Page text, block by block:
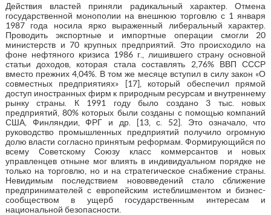
Действия властей приняли радикальный характер. Отмена
государственной монополии на внешнюю торговлю с 1 января
1987 года носила ярко выраженный либеральный характер.
Проводить экспортные и импортные операции смогли 20
министерств и 70 крупных предприятий. Это происходило на
фоне нефтяного кризиса 1986 г., лишившего страну основной
статьи доходов, которая стала составлять 2,76% ВВП СССР
вместо прежних 4,04%. В том же месяце вступил в силу закон «О
совместных предприятиях» [17], который обеспечил прямой
доступ иностранных фирм к природным ресурсам и внутреннему
рынку страны. К 1991 году было создано 3 тыс. новых
предприятий, 80% которых были созданы с помощью компаний
США, Финляндии, ФРГ и др. [13, с. 52]. Это означало, что
руководство промышленных предприятий получило огромную
долю власти согласно принятым реформам. Формирующийся по
всему Советскому Союзу класс коммерсантов и новых
управленцев отныне мог влиять в индивидуальном порядке не
только на торговлю, но и на стратегическое снабжение страны.
Невидимым последствием нововведений стало сближение
предпринимателей с европейским истеблишментом и бизнес-
сообществом в ущерб государственным интересам и
национальной безопасности.